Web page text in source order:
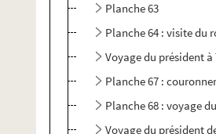
Planche 63
Planche 64 : visite du
Voyage du président
Planche 67 :
Planche 68 : voyage
Voyage du président